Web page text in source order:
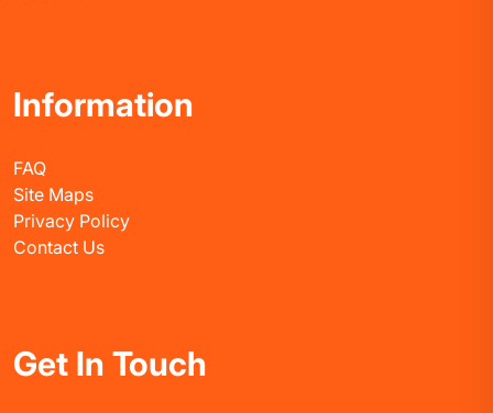
Information
FAQ
Site Maps
Privacy Policy
Contact Us
Get In Touch